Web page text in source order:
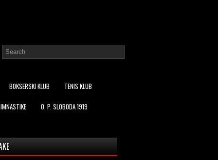
BOKSERSKI KLUB TENIS KLUB
O. P. SLOBODA 1919